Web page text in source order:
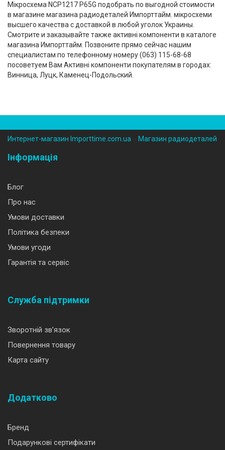
Мікросхема NCP1217 P65G подобрать по выгодной стоимости
в магазине магазина радиодеталей Импорттайм. мікросхеми
высшего качества с доставкой в любой уголок Украины.
Смотрите и заказывайте также активні компоненти в каталоге
магазина Импорттайм. Позвоните прямо сейчас нашим
специалистам по телефонному номеру (‎063) 115-68-68
посоветуем Вам Активні компоненти покупателям в городах:
Винница, Луцк, Каменец-Подольский.
Интернет-магазин Importtime.com.ua Магазин радиодеталей
Інформація
Блог
Про нас
Умови доставки
Політика безпеки
Умови угоди
Гарантія та сервіс
Служба підтримки
Зворотній зв’язок
Повернення товару
Карта сайту
Додатково
Бренд
Подарункові сертифікати